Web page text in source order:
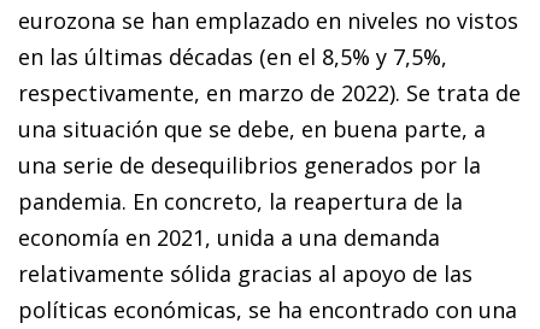
eurozona se han emplazado en niveles no vistos
en las últimas décadas (en el 8,5% y 7,5%,
respectivamente, en marzo de 2022). Se trata de
una situación que se debe, en buena parte, a
una serie de desequilibrios generados por la
pandemia. En concreto, la reapertura de la
economía en 2021, unida a una demanda
relativamente sólida gracias al apoyo de las
políticas económicas, se ha encontrado con una